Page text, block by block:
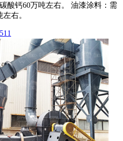
酸钙60万吨左右。 油漆涂料：需
右。